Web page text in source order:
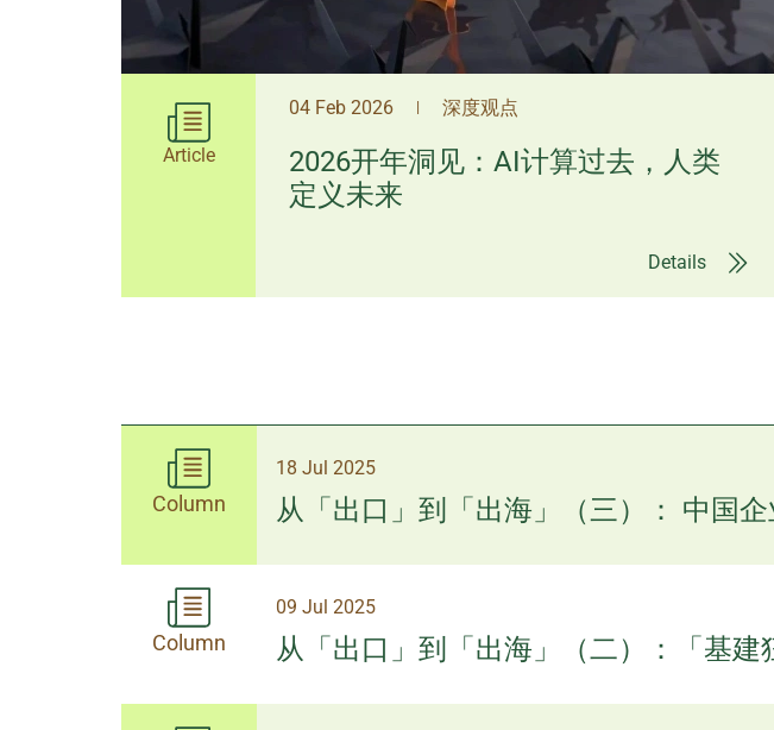
Article
04 Feb 2026 | 深度观点
2026开年洞见：AI计算过去，人类
定义未来
Details
Column
18 Jul 2025
从「出口」到「出海」（三）： 中国
Column
09 Jul 2025
从「出口」到「出海」（二）：「基建